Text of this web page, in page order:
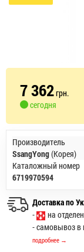
7 362грн.
сегодня
Производитель
SsangYong(Корея)
Каталожный номер
6719970594
Доставка по
-
на
- самовывоз в
подробнее →